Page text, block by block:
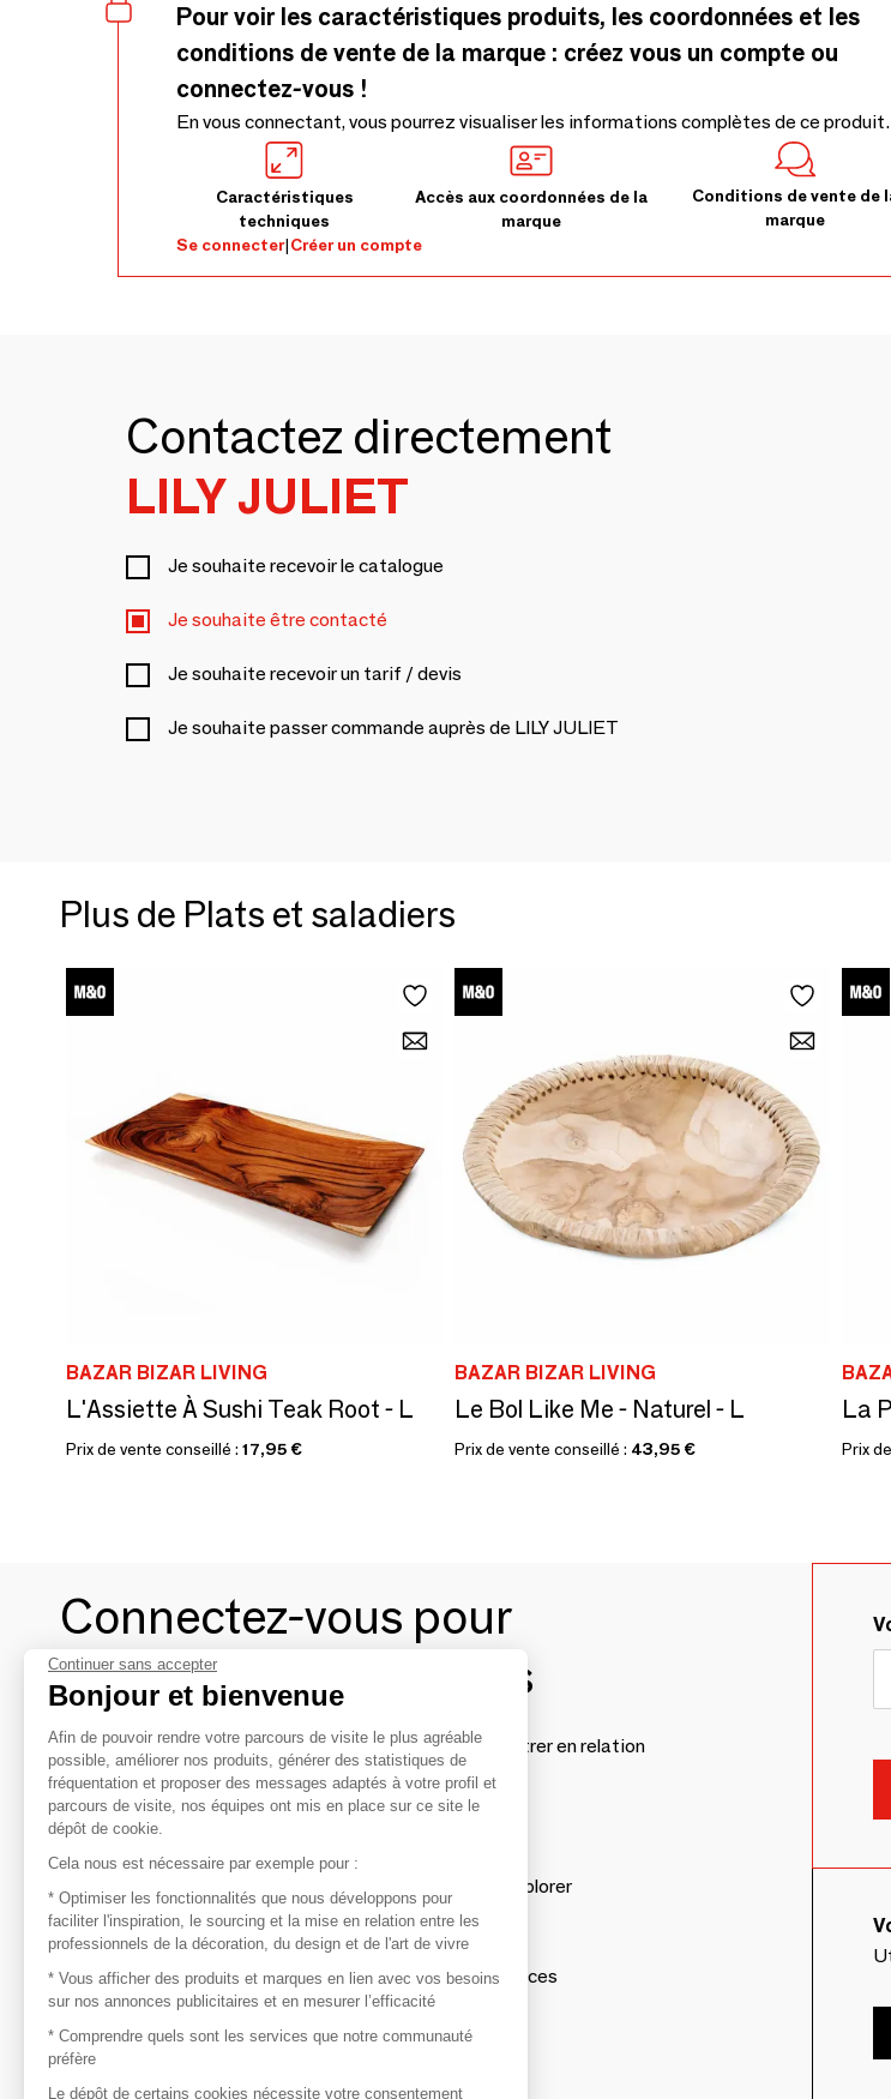
Pour voir les caractéristiques produits, les coordonnées et les
conditions de vente de la marque : créez vous un compte ou
connectez-vous !
En vous connectant, vous pourrez visualiser les informations complètes de ce produit.
Caractéristiques
techniques
Accès aux coordonnées de la
marque
Conditions de vente de
marque
Se connecter|Créer un compte
Contactez directement
LILY JULIET
Je souhaite recevoir le catalogue
Je souhaite être contacté
Je souhaite recevoir un tarif / devis
Je souhaite passer commande auprès de LILY JULIET
Plus de Plats et saladiers
BAZAR BIZAR LIVING
L'Assiette À Sushi Teak Root - L
Prix de vente conseillé : 17,95 €
BAZAR BIZAR LIVING
Le Bol Like Me - Naturel - L
Prix de vente conseillé : 43,95 € Prix
Connectez-vous pour
contacter les marques
Afin de profiter au mieux de l'expérience MOM et de rentrer en relation
avec vos marques préférées, créez-vous un compte.
Découvrir
Les produits de milliers de fournisseurs à explorer
S'inspirer
Inspiration et sélections de produits tendances
Contacter
Continuer sans accepter
Bonjour et bienvenue
Afin de pouvoir rendre votre parcours de visite le plus agréable
possible, améliorer nos produits, générer des statistiques de
fréquentation et proposer des messages adaptés à votre profil et
parcours de visite, nos équipes ont mis en place sur ce site le
dépôt de cookie.
Cela nous est nécessaire par exemple pour :
* Optimiser les fonctionnalités que nous développons pour
faciliter l'inspiration, le sourcing et la mise en relation entre les
professionnels de la décoration, du design et de l'art de vivre
* Vous afficher des produits et marques en lien avec vos besoins
sur nos annonces publicitaires et en mesurer l’efficacité
* Comprendre quels sont les services que notre communauté
préfère
Le dépôt de certains cookies nécessite votre consentement